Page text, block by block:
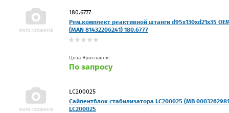
180.6777
Рем.комплект реактивной штанги d95x130xd21x35
(MAN 81432206241) 180.6777
Цена Ярославль:
По запросу
LC200025
Сайлентблок стабилизатора LC200025 (MB
LC200025